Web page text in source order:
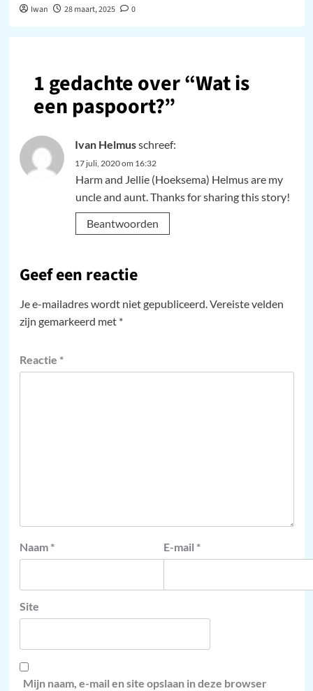
Iwan 28 maart, 2025 0
1 gedachte over “Wat is
een paspoort?”
Ivan Helmusschreef:
17 juli, 2020 om 16:32
Harm and Jellie (Hoeksema) Helmus are my
uncle and aunt. Thanks for sharing this story!
Beantwoorden
Geef een reactie
Je e-mailadres wordt niet gepubliceerd.Vereiste velden
zijn gemarkeerd met *
Reactie *
Naam * E-mail *
Site
Mijn naam, e-mail en site opslaan in deze browser